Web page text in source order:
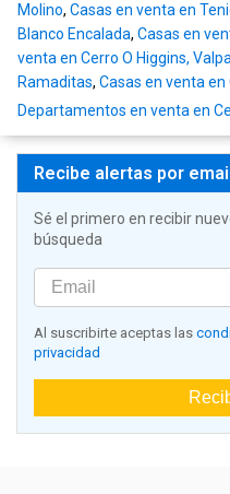
Molino, Casas en venta en
Blanco Encalada, Casas en
venta en Cerro O Higgins,
Ramaditas, Casas en venta en
Departamentos en venta en
Recibe alertas por email
Sé el primero en recibir
búsqueda
Al suscribirte aceptas las
privacidad